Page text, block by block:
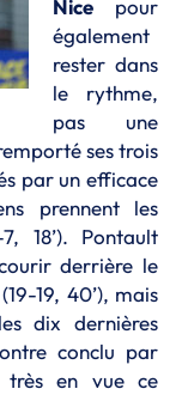
Nice pour
également
rester dans
le rythme,
pas une
ses trois
par un efficace
prennent les
18’). Pontault
derrière le
19, 40’), mais
dix dernières
conclu par
très en vue ce